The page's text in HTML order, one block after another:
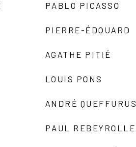
PABLO PICASSO
PIERRE-ÉDOUARD
AGATHE PITIÉ
LOUIS PONS
ANDRÉ QUEFFURUS
PAUL REBEYROLLE